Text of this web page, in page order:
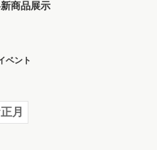
商品展示
ベント
月